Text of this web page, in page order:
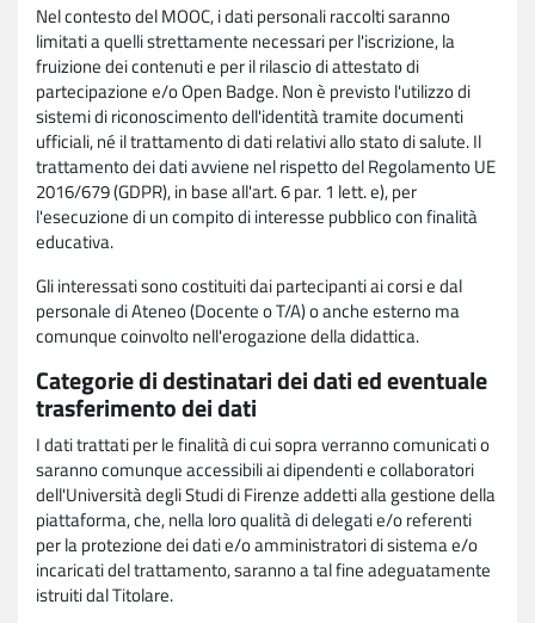
Nel contesto del MOOC, i dati personali raccolti saranno
limitati a quelli strettamente necessari per l'iscrizione, la
fruizione dei contenuti e per il rilascio di attestato di
partecipazione e/o Open Badge. Non è previsto l'utilizzo di
sistemi di riconoscimento dell'identità tramite documenti
ufficiali, né il trattamento di dati relativi allo stato di salute. Il
trattamento dei dati avviene nel rispetto del Regolamento UE
2016/679 (GDPR), in base all'art. 6 par. 1 lett. e), per
l'esecuzione di un compito di interesse pubblico con finalità
educativa.
Gli interessati sono costituiti dai partecipanti ai corsi e dal
personale di Ateneo (Docente o T/A) o anche esterno ma
comunque coinvolto nell'erogazione della didattica.
Categorie di destinatari dei dati ed eventuale
trasferimento dei dati
I dati trattati per le finalità di cui sopra verranno comunicati o
saranno comunque accessibili ai dipendenti e collaboratori
dell'Università degli Studi di Firenze addetti alla gestione della
piattaforma, che, nella loro qualità di delegati e/o referenti
per la protezione dei dati e/o amministratori di sistema e/o
incaricati del trattamento, saranno a tal fine adeguatamente
istruiti dal Titolare.